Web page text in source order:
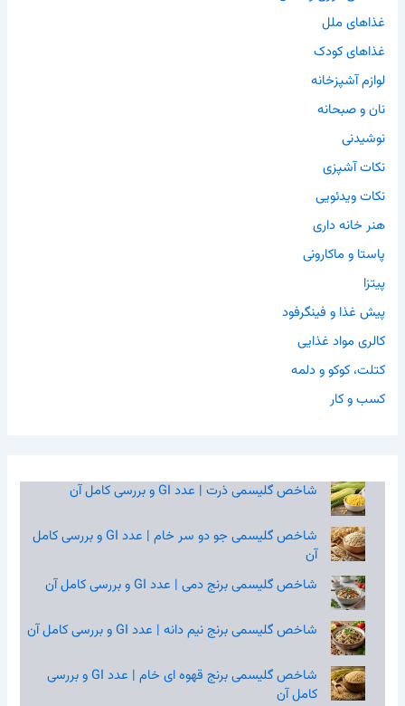
غذاهای ملل
غذاهای کودک
لوازم آشپزخانه
نان و صبحانه
نوشیدنی
نکات آشپزی
نکات ویدئویی
هنر خانه داری
پاستا و ماکارونی
پیتزا
پیش غذا و فینگرفود
کالری مواد غذایی
کتلت، کوکو و دلمه
کسب و کار
شاخص گلیسمی ذرت | عدد GI و بررسی کامل آن
شاخص گلیسمی جو دو سر خام | عدد GI و بررسی کامل
آن
شاخص گلیسمی برنج دمی | عدد GI و بررسی کامل آن
شاخص گلیسمی برنج نیم‌ دانه | عدد GI و بررسی کامل آن
شاخص گلیسمی برنج قهوه‌ ای خام | عدد GI و بررسی
کامل آن